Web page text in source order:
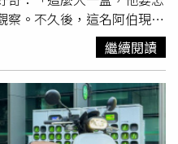
通車、5台 Gogoro與10台
贈物資總價值起碼600萬
，活動一共捐出了90台的
緩兒們最重要的翅膀，因為
的交通工具，只有轎車才
飛天使是指發展遲緩及身
要很多特殊教具和輔具設
141號 消費項目：日用
前金店） 地址：高雄市
：食品 金額：45元大遠
COFFEE） 地址：高雄
目：飲品 金額：111元全
址：高雄市鼓山區蓮海路
：183元中油加油站（建
察。不久後，這名阿伯現身
他並未使用行李架或後背
車坐墊與車廂之間，穩穩騎
來的，台灣人超讚超聰
發熱議，吸引超過2.7萬名
是「生活智慧王」，並紛
人真的能用機車載各種東
繼續閱讀